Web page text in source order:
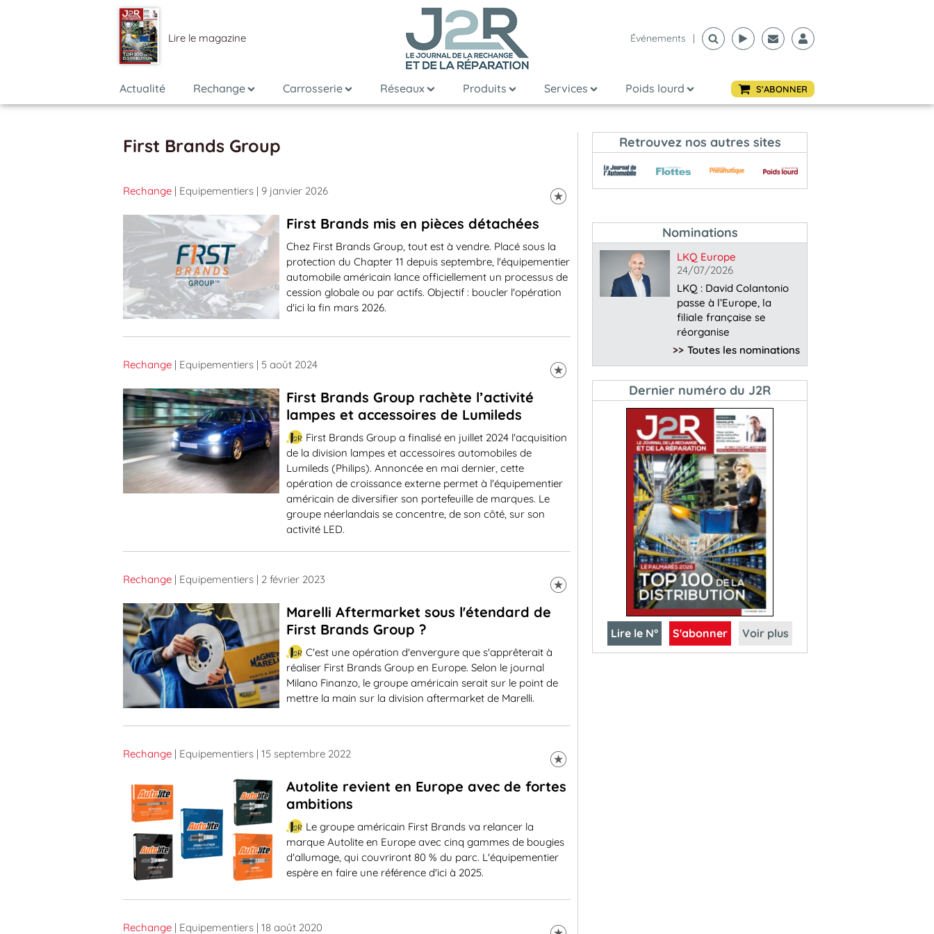
Lire le magazine Événements |
Actualité Rechange Carrosserie Réseaux Produits Services Poids lourd S'ABONNER
First Brands Group
Rechange | Equipementiers | 9 janvier 2026
First Brands mis en pièces détachées
Chez First Brands Group, tout est à vendre. Placé sous la
protection du Chapter 11 depuis septembre, l'équipementier
automobile américain lance officiellement un processus de
cession globale ou par actifs. Objectif : boucler l'opération
d'ici la fin mars 2026.
Rechange | Equipementiers | 5 août 2024
First Brands Group rachète l’activité
lampes et accessoires de Lumileds
First Brands Group a finalisé en juillet 2024 l'acquisition
de la division lampes et accessoires automobiles de
Lumileds (Philips). Annoncée en mai dernier, cette
opération de croissance externe permet à l'équipementier
américain de diversifier son portefeuille de marques. Le
groupe néerlandais se concentre, de son côté, sur son
activité LED.
Rechange | Equipementiers | 2 février 2023
Marelli Aftermarket sous l'étendard de
First Brands Group ?
C'est une opération d'envergure que s'apprêterait à
réaliser First Brands Group en Europe. Selon le journal
Milano Finanzo, le groupe américain serait sur le point de
mettre la main sur la division aftermarket de Marelli.
Rechange | Equipementiers | 15 septembre 2022
Autolite revient en Europe avec de fortes
ambitions
Le groupe américain First Brands va relancer la
marque Autolite en Europe avec cinq gammes de bougies
d'allumage, qui couvriront 80 % du parc. L'équipementier
espère en faire une référence d'ici à 2025.
Rechange | Equipementiers | 18 août 2020
Retrouvez nos autres sites
Nominations
LKQ Europe
24/07/2026
LKQ : David Colantonio
passe à l’Europe, la
filiale française se
réorganise
>> Toutes les nominations
Dernier numéro du J2R
Lire le N° S'abonner Voir plus